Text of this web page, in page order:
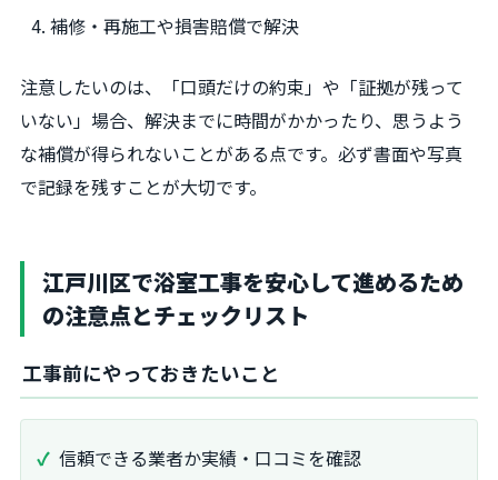
補修・再施工や損害賠償で解決
注意したいのは、「口頭だけの約束」や「証拠が残って
いない」場合、解決までに時間がかかったり、思うよう
な補償が得られないことがある点です。必ず書面や写真
で記録を残すことが大切です。
江戸川区で浴室工事を安心して進めるため
の注意点とチェックリスト
工事前にやっておきたいこと
信頼できる業者か実績・口コミを確認